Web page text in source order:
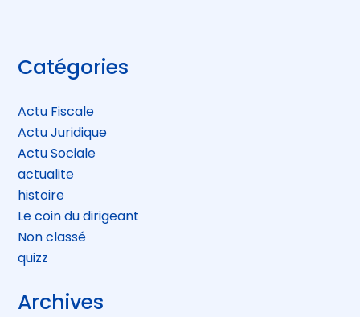
Blog
sidebar
Catégories
Actu Fiscale
Actu Juridique
Actu Sociale
actualite
histoire
Le coin du dirigeant
Non classé
quizz
Archives